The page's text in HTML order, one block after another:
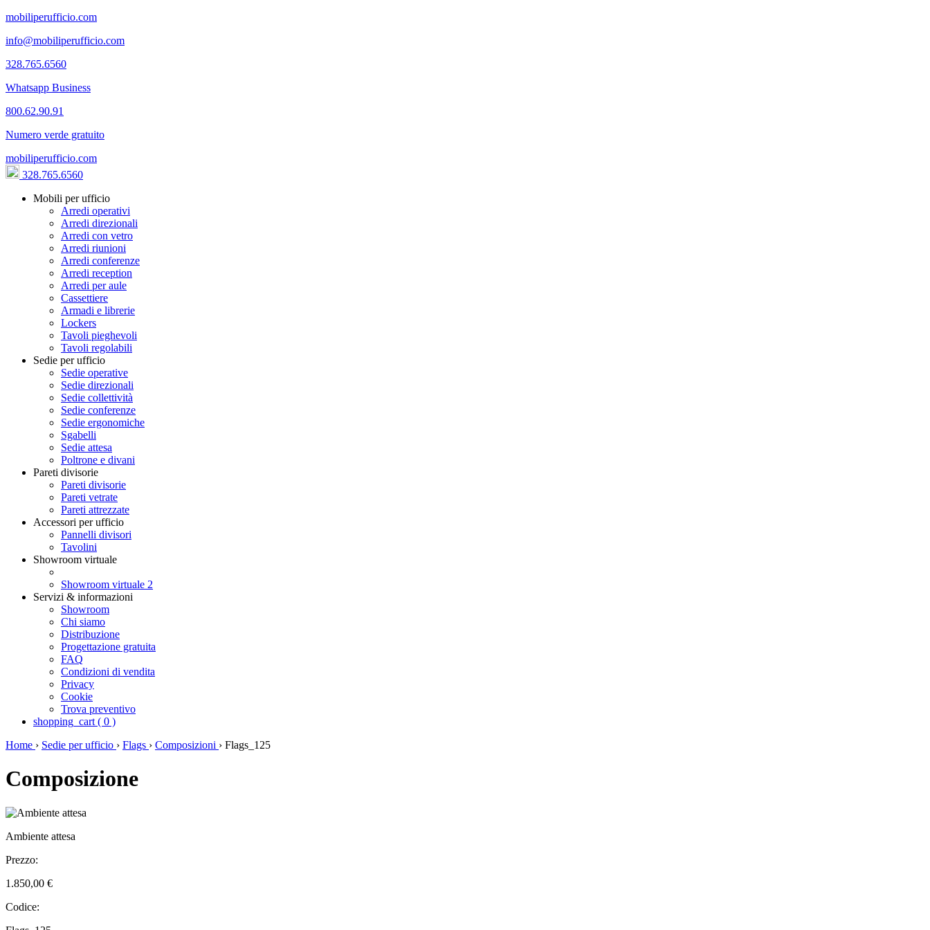
mobiliperufficio.com
info@mobiliperufficio.com
328.765.6560
Whatsapp Business
800.62.90.91
Numero verde gratuito
mobiliperufficio.com
328.765.6560
Mobili per ufficio
Arredi operativi
Arredi direzionali
Arredi con vetro
Arredi riunioni
Arredi conferenze
Arredi reception
Arredi per aule
Cassettiere
Armadi e librerie
Lockers
Tavoli pieghevoli
Tavoli regolabili
Sedie per ufficio
Sedie operative
Sedie direzionali
Sedie collettività
Sedie conferenze
Sedie ergonomiche
Sgabelli
Sedie attesa
Poltrone e divani
Pareti divisorie
Pareti divisorie
Pareti vetrate
Pareti attrezzate
Accessori per ufficio
Pannelli divisori
Tavolini
Showroom virtuale
Showroom virtuale 2
Servizi & informazioni
Showroom
Chi siamo
Distribuzione
Progettazione gratuita
FAQ
Condizioni di vendita
Privacy
Cookie
Trova preventivo
shopping_cart ( 0 )
Home › Sedie per ufficio › Flags › Composizioni › Flags_125
Composizione
Ambiente attesa
Prezzo:
1.850,00 €
Codice: